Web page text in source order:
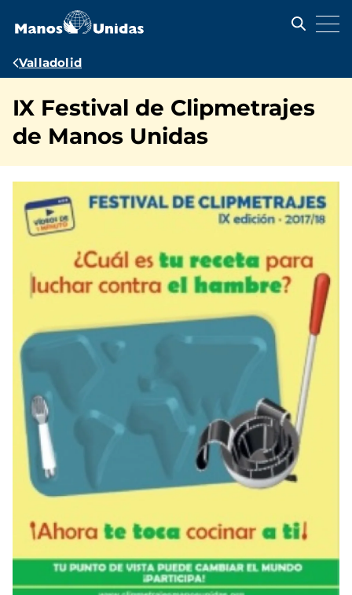
contenido
Ruta
navegación
Valladolid
IX Festival de Clipmetrajes
de Manos Unidas